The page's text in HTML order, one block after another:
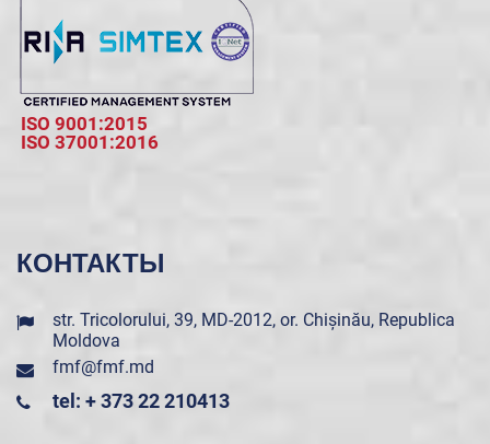
ISO 9001:2015
ISO 37001:2016
КОНТАКТЫ
str. Tricolorului, 39, MD-2012, or. Chișinău, Republica
Moldova
fmf@fmf.md
tel: + 373 22 210413